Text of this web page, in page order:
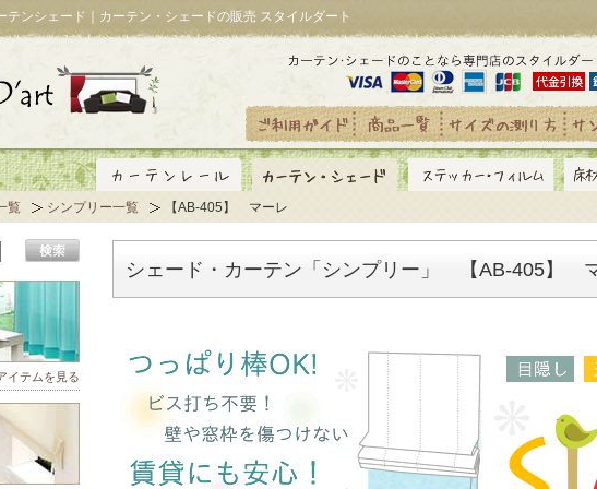
ンシェード｜カーテン・シェードの販売 スタイルダート
覧 シンプリー一覧 【AB-405】 マーレ
シェード・カーテン「シンプリー」 【AB-405】
イテムを見る